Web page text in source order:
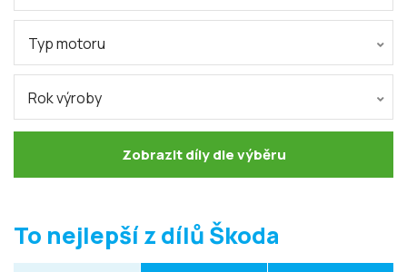
Typ motoru
Rok výroby
Zobrazit díly dle výběru
To nejlepší z dílů Škoda